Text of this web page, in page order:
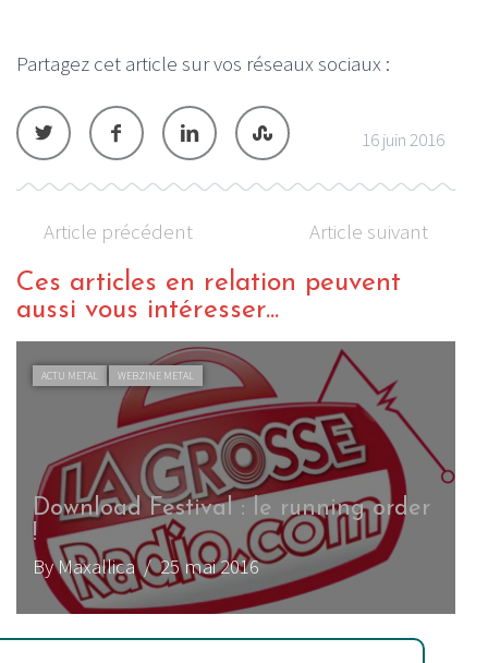
Partagez cet article sur vos réseaux sociaux :
16 juin 2016
Article précédent Article suivant
Ces articles en relation peuvent
aussi vous intéresser...
ACTU METAL WEBZINE METAL
Download Festival : le running order
!
By Maxallica/ 25 mai 2016